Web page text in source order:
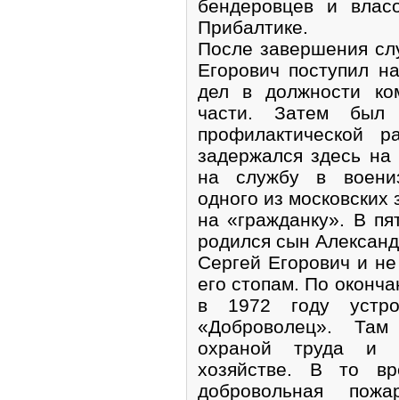
бендеровцев и
Прибалтике.
После завершения
Егорович поступил
дел в должности
части. Затем был
профилактической
задержался здесь
на службу в
одного из
на «гражданку». В
родился сын
Сергей Егорович и
его стопам. По
в 1972 году
«Доброволец».
охраной труда и
хозяйстве. В то
добровольная